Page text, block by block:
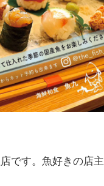
です。魚好きの店主